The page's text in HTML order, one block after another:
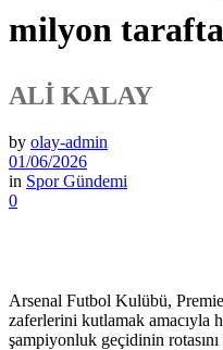
milyon
ALİ KALAY
by olay-admin
01/06/2026
in Spor Gündemi
0
Arsenal Futbol Kulübü,
zaferlerini kutlamak amacıyla
şampiyonluk geçidinin